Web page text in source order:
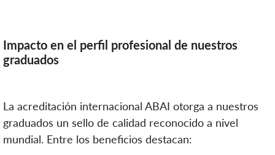
Impacto en el perfil profesional de nuestros
graduados
La acreditación internacional ABAI otorga a nuestros
graduados un sello de calidad reconocido a nivel
mundial. Entre los beneficios destacan: